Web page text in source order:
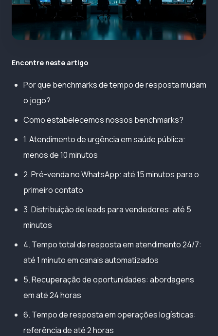
Encontre neste artigo
Por que benchmarks de tempo de resposta mudam
o jogo?
Como estabelecemos nossos benchmarks?
1. Atendimento de urgência em saúde pública:
menos de 10 minutos
2. Pré-venda no WhatsApp: até 15 minutos para o
primeiro contato
3. Distribuição de leads para vendedores: até 5
minutos
4. Tempo total de resposta em atendimento 24/7:
até 1 minuto em canais automatizados
5. Recuperação de oportunidades: abordagens
em até 24 horas
6. Tempo de resposta em operações logísticas:
referência de até 2 horas